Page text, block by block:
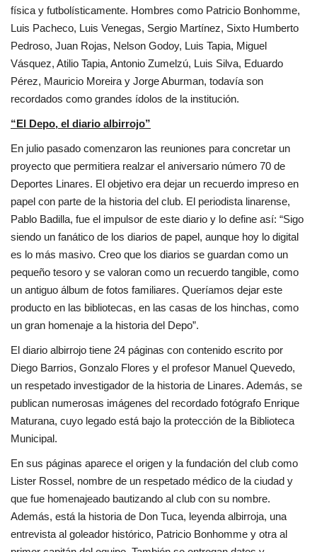
física y futbolísticamente. Hombres como Patricio Bonhomme,
Luis Pacheco, Luis Venegas, Sergio Martínez, Sixto Humberto
Pedroso, Juan Rojas, Nelson Godoy, Luis Tapia, Miguel
Vásquez, Atilio Tapia, Antonio Zumelzú, Luis Silva, Eduardo
Pérez, Mauricio Moreira y Jorge Aburman, todavía son
recordados como grandes ídolos de la institución.
“El Depo, el diario albirrojo”
En julio pasado comenzaron las reuniones para concretar un
proyecto que permitiera realzar el aniversario número 70 de
Deportes Linares. El objetivo era dejar un recuerdo impreso en
papel con parte de la historia del club. El periodista linarense,
Pablo Badilla, fue el impulsor de este diario y lo define así: “Sigo
siendo un fanático de los diarios de papel, aunque hoy lo digital
es lo más masivo. Creo que los diarios se guardan como un
pequeño tesoro y se valoran como un recuerdo tangible, como
un antiguo álbum de fotos familiares. Queríamos dejar este
producto en las bibliotecas, en las casas de los hinchas, como
un gran homenaje a la historia del Depo”.
El diario albirrojo tiene 24 páginas con contenido escrito por
Diego Barrios, Gonzalo Flores y el profesor Manuel Quevedo,
un respetado investigador de la historia de Linares. Además, se
publican numerosas imágenes del recordado fotógrafo Enrique
Maturana, cuyo legado está bajo la protección de la Biblioteca
Municipal.
En sus páginas aparece el origen y la fundación del club como
Lister Rossel, nombre de un respetado médico de la ciudad y
que fue homenajeado bautizando al club con su nombre.
Además, está la historia de Don Tuca, leyenda albirroja, una
entrevista al goleador histórico, Patricio Bonhomme y otra al